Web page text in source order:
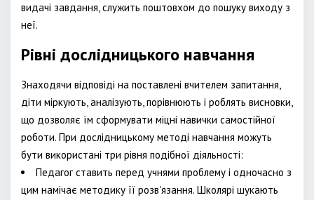
видачі завдання, служить поштовхом до пошуку виходу з
неї.
Рівні дослідницького навчання
Знаходячи відповіді на поставлені вчителем запитання,
діти міркують, аналізують, порівнюють і роблять висновки,
що дозволяє їм сформувати міцні навички самостійної
роботи. При дослідницькому методі навчання можуть
бути використані три рівня подібної діяльності:
Педагог ставить перед учнями проблему і одночасно з
цим намічає методику її розв'язання. Школярі шукають